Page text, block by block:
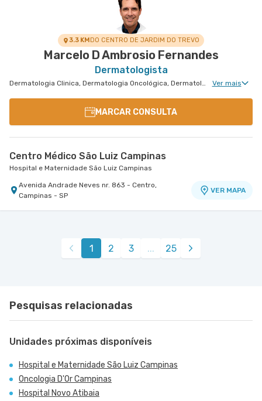
3.3 KMDO CENTRO DE JARDIM DO TREVO
Marcelo D Ambrosio Fernandes
Dermatologista
Dermatologia Clinica, Dermatologia Oncológica, Dermatologia Pediátrica, Dermatologia Tricologia, Dermatologia de Tratamento de Psoríase, Dermatologia Tratamento de Dermatite Atópica, Dermatologiatratamento de Urticária Crônica, Dermatologia de Tratamento de Hidradenite Ver mais
MARCAR CONSULTA
Centro Médico São Luiz Campinas
Hospital e Maternidade São Luiz Campinas
Avenida Andrade Neves nr. 863 - Centro,
Campinas - SP
VER MAPA
1 2 3 ... 25
Pesquisas relacionadas
Unidades próximas disponíveis
Hospital e Maternidade São Luiz Campinas
Oncologia D'Or Campinas
Hospital Novo Atibaia